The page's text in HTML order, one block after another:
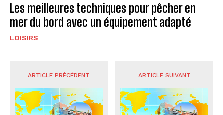
Les meilleures techniques pour pêcher en
mer du bord avec un équipement adapté
LOISIRS
ARTICLE PRÉCÉDENT ARTICLE SUIVANT